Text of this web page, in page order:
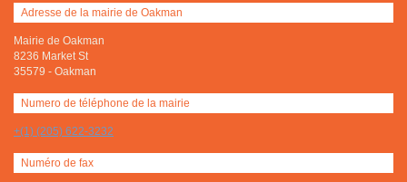
Adresse de la mairie de Oakman
Mairie de Oakman
8236 Market St
35579 - Oakman
Numero de téléphone de la mairie
+(1) (205) 622-3232
Numéro de fax